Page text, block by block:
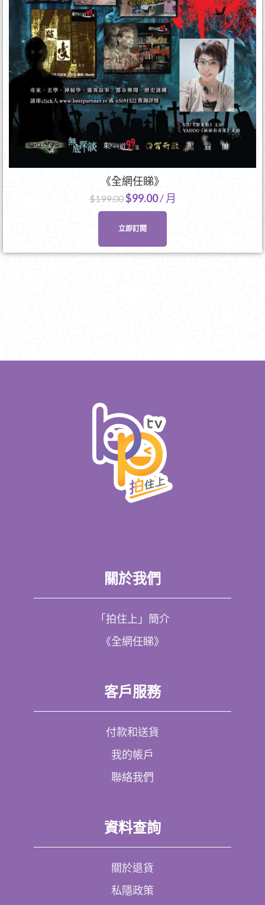
《全網任睇》
$199.00$99.00/ 月
立即訂閱
關於我們
「拍住上」簡介
《全網任睇》
客戶服務
付款和送貨
我的帳戶
聯絡我們
資料查詢
關於退貨
私隱政策